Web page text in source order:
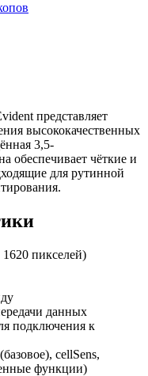
представляет
высококачественных
3,5-
обеспечивает чёткие и
для рутинной
пикселей)
данных
подключения к
cellSens,
функции)